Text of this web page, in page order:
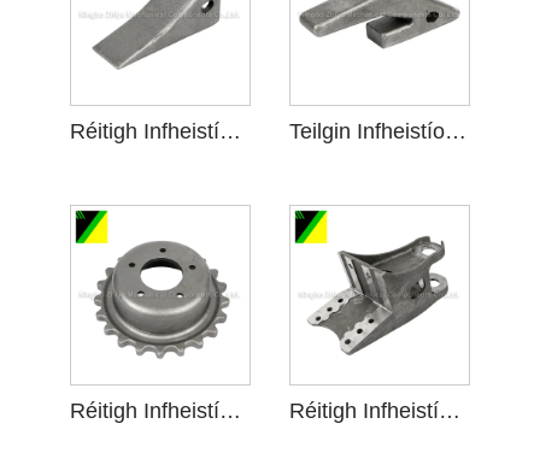
Réitigh Infheistíochta Gloine Uisce le haghaidh Innealra Mianadóireachta Teilgin Infheistíochta Gloine Uisce in Innealra Mianadóireachta
Réitigh Infheistíochta Gloine Uisce le haghaidh Roth Sprocket Réitigh Infheistíochta Gloine Uisce le haghaidh Páirteanna Lúibíní